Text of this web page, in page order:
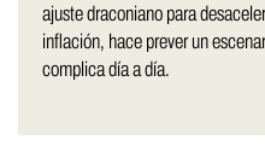
ajuste draconiano para
inflación, hace prever un
complica día a día.